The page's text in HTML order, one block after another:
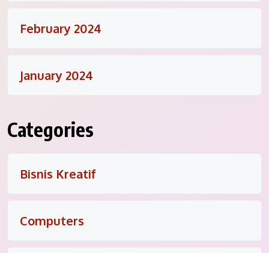
February 2024
January 2024
Categories
Bisnis Kreatif
Computers